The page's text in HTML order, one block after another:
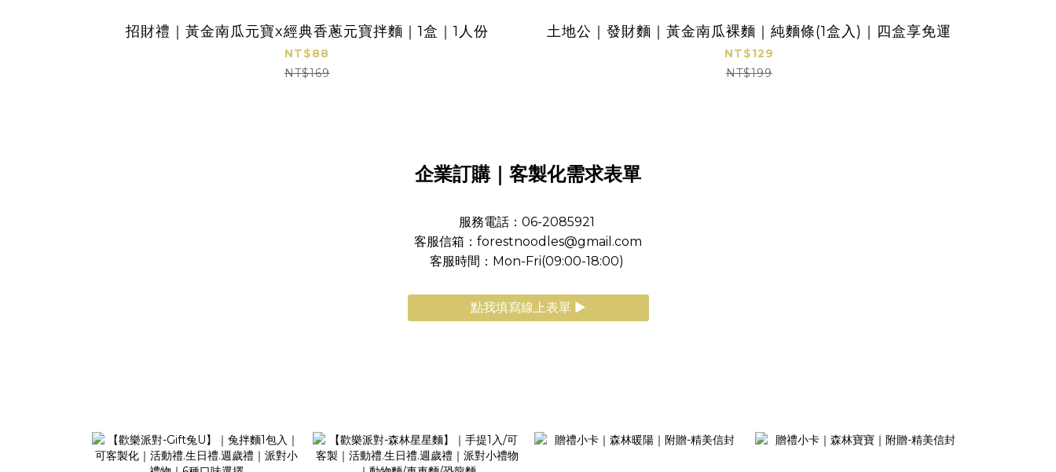
招財禮｜黃金南瓜元寶x經典香蔥元寶拌麵｜1盒｜1人份
NT$88
NT$169
土地公｜發財麵｜黃金南瓜裸麵｜純麵條(1盒入)｜四盒享免運
NT$129
NT$199
企業訂購｜客製化需求表單
服務電話：06-2085921
客服信箱：forestnoodles@gmail.com
客服時間：Mon-Fri(09:00-18:00)
點我填寫線上表單 ►